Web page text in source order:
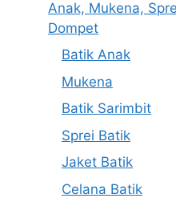
Anak, Mukena,
Dompet
Batik Anak
Mukena
Batik Sarimbit
Sprei Batik
Jaket Batik
Celana Batik